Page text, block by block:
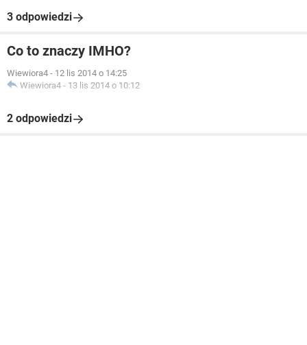
3 odpowiedzi
Co to znaczy IMHO?
Wiewiora4 - 12 lis 2014 o 14:25
Wiewiora4 - 13 lis 2014 o 10:12
2 odpowiedzi